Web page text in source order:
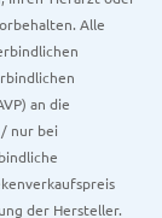
Alle
an die
nur bei
der Hersteller.